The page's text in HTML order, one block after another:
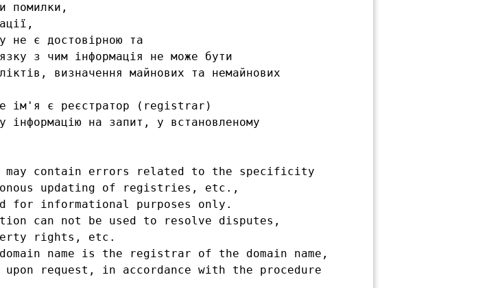
помилки,
не є достовірною та
з чим інформація не може бути
визначення майнових та немайнових
ім'я є реєстратор (registrar)
інформацію на запит, у встановленому
may contain errors related to the specificity
updating of registries, etc.,
informational purposes only.
can not be used to resolve disputes,
rights, etc.
name is the registrar of the domain name,
request, in accordance with the procedure